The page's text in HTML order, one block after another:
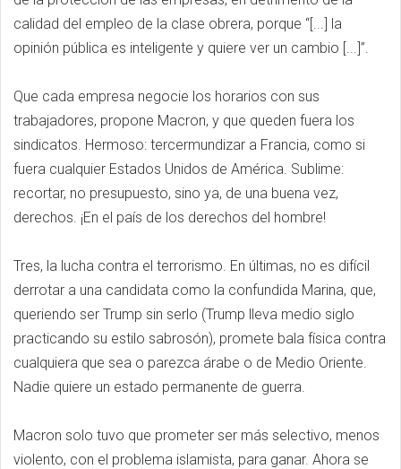
calidad del empleo de la clase obrera, porque “[...] la
opinión pública es inteligente y quiere ver un cambio [...]”.
Que cada empresa negocie los horarios con sus
trabajadores, propone Macron, y que queden fuera los
sindicatos. Hermoso: tercermundizar a Francia, como si
fuera cualquier Estados Unidos de América. Sublime:
recortar, no presupuesto, sino ya, de una buena vez,
derechos. ¡En el país de los derechos del hombre!
Tres, la lucha contra el terrorismo. En últimas, no es difícil
derrotar a una candidata como la confundida Marina, que,
queriendo ser Trump sin serlo (Trump lleva medio siglo
practicando su estilo sabrosón), promete bala física contra
cualquiera que sea o parezca árabe o de Medio Oriente.
Nadie quiere un estado permanente de guerra.
Macron solo tuvo que prometer ser más selectivo, menos
violento, con el problema islamista, para ganar. Ahora se